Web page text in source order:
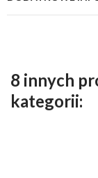
8 innych
kategorii: